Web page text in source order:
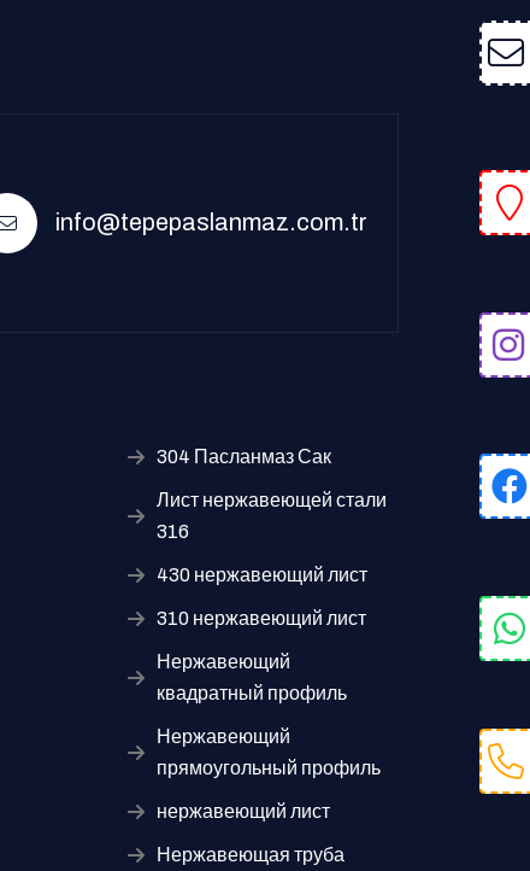
info@tepepaslanmaz.com.tr
304 Пасланмаз Сак
Лист нержавеющей стали
316
430 нержавеющий лист
310 нержавеющий лист
Нержавеющий
квадратный профиль
Нержавеющий
прямоугольный профиль
нержавеющий лист
Нержавеющая труба